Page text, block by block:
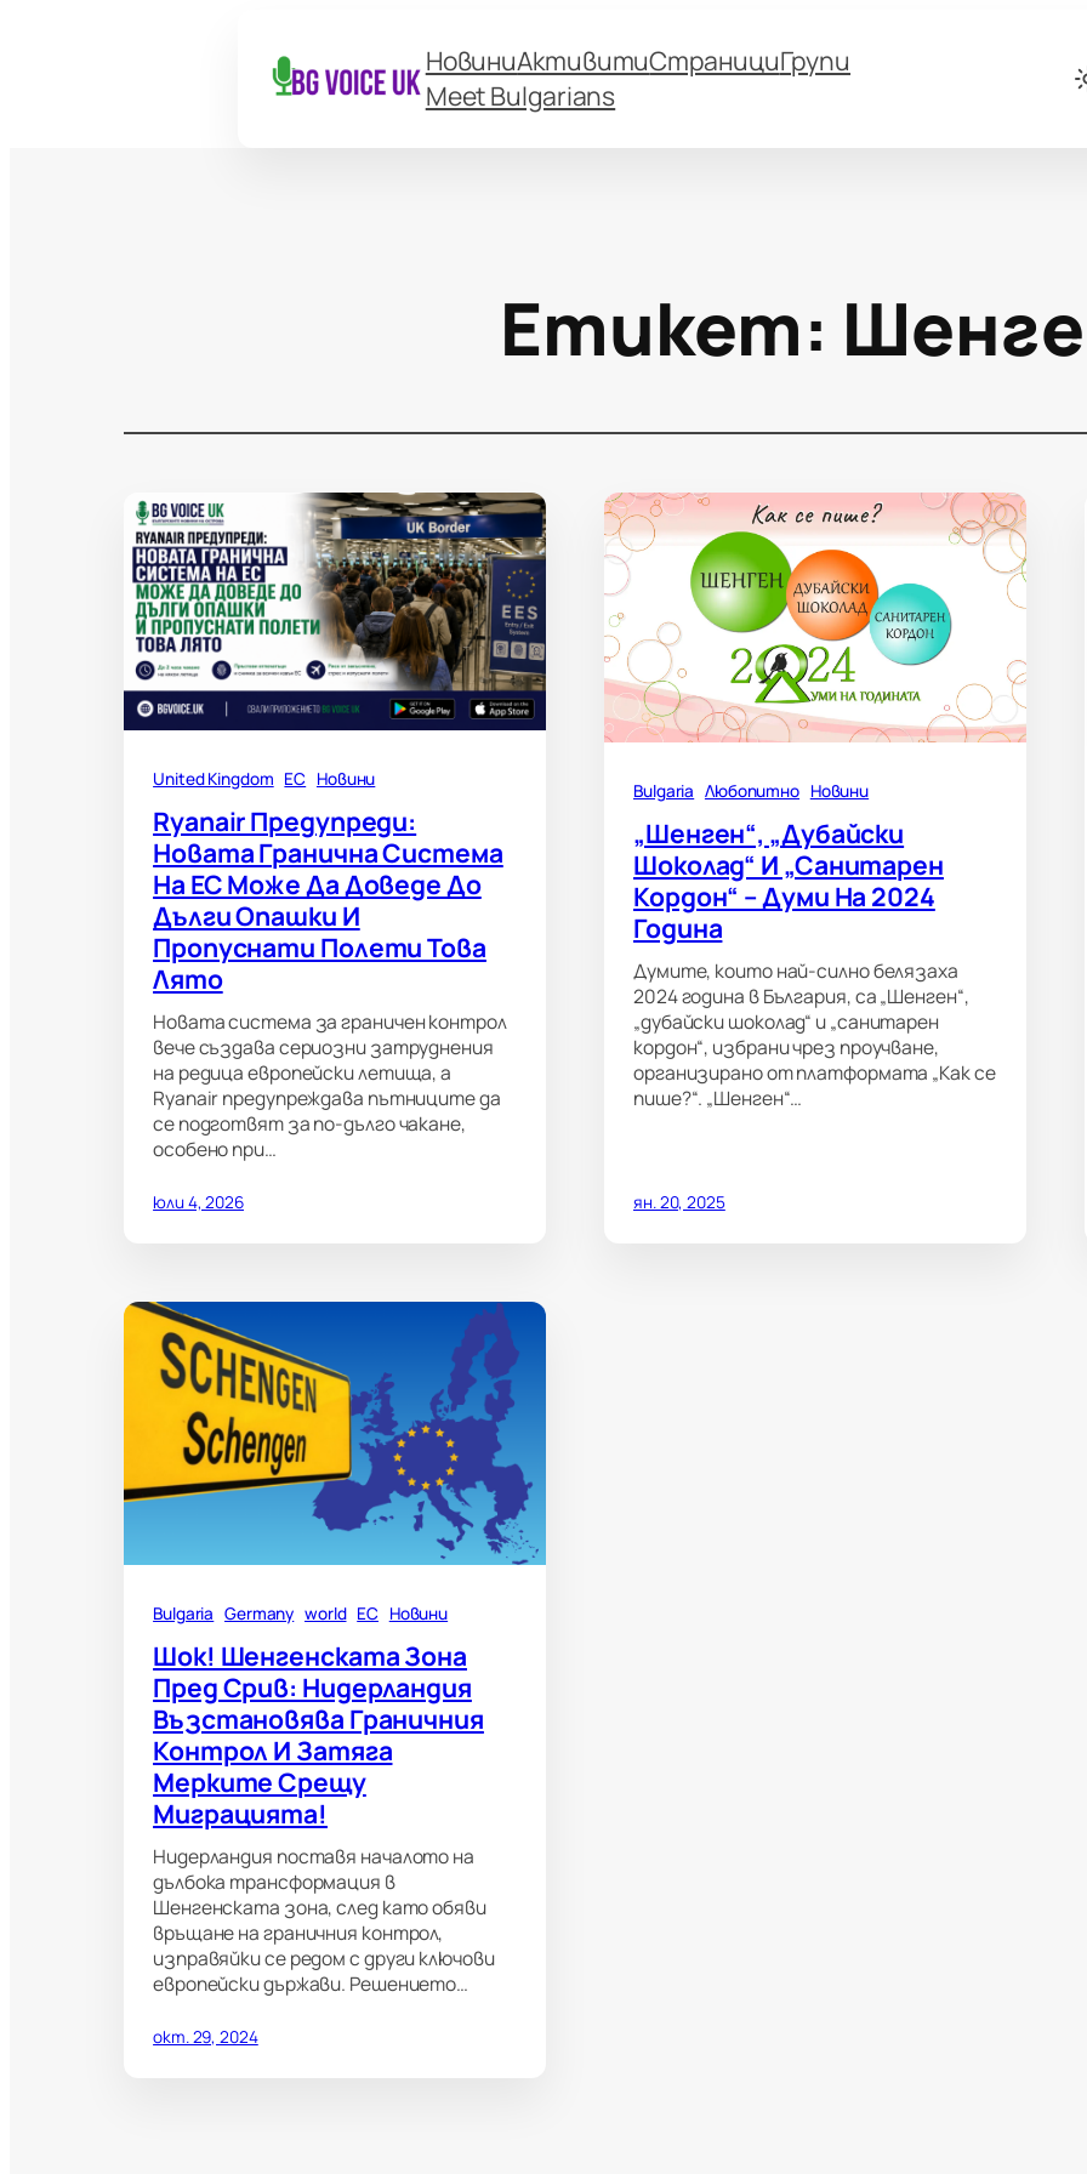
НовиниАктивитиСтранициГрупи
Meet Bulgarians
Етикет:
United Kingdom ЕС Новини
Ryanair Предупреди:
Новата Гранична Система
На ЕС Може Да Доведе До
Дълги Опашки И
Пропуснати Полети Това
Лято
Новата система за граничен контрол
вече създава сериозни затруднения
на редица европейски летища, а
Ryanair предупреждава пътниците да
се подготвят за по-дълго чакане,
особено при…
юли 4, 2026
Bulgaria Любопитно Новини
„Шенген“, „дубайски
Шоколад“ И „санитарен
Кордон“ – Думи На 2024
Година
Думите, които най-силно белязаха
2024 година в България, са „Шенген“,
„дубайски шоколад“ и „санитарен
кордон“, избрани чрез проучване,
организирано от платформата „Как се
пише?“. „Шенген“…
ян. 20, 2025
Bulgaria Germany world ЕС Новини
Шок! Шенгенската Зона
Пред Срив: Нидерландия
Възстановява Граничния
Контрол И Затяга
Мерките Срещу
Миграцията!
Нидерландия поставя началото на
дълбока трансформация в
Шенгенската зона, след като обяви
връщане на граничния контрол,
изправяйки се редом с други ключови
европейски държави. Решението…
окт. 29, 2024